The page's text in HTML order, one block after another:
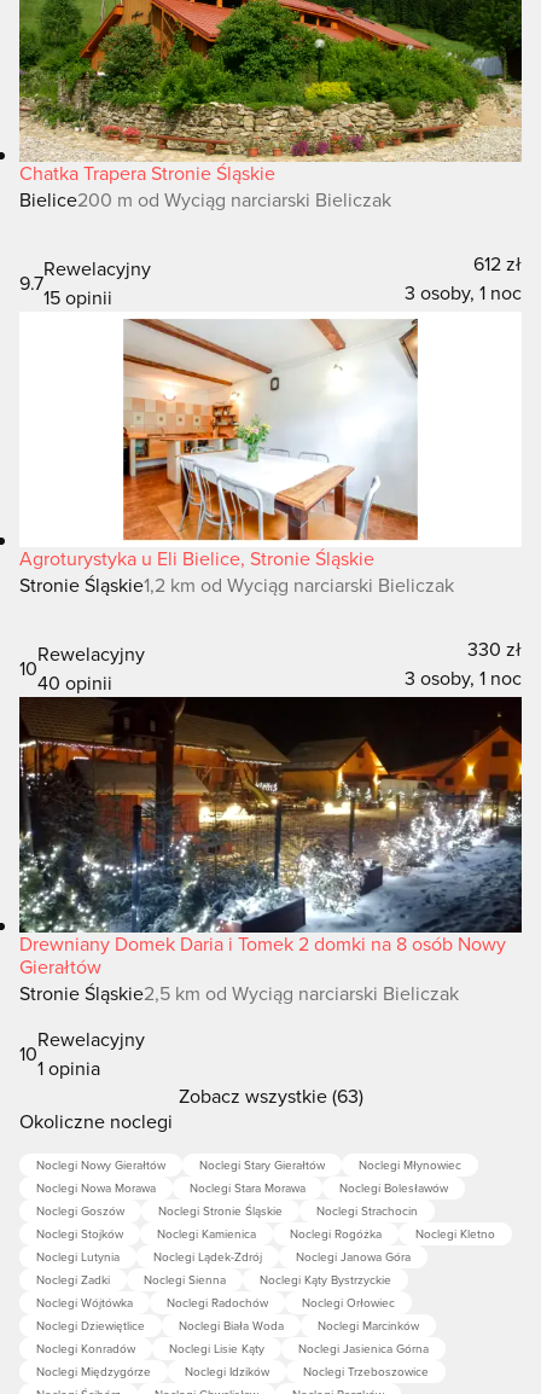
Chatka Trapera Stronie Śląskie
Bielice200 m od Wyciąg narciarski Bieliczak
9.7
Rewelacyjny
15 opinii
612 zł
3 osoby, 1 noc
Agroturystyka u Eli Bielice, Stronie Śląskie
Stronie Śląskie1,2 km od Wyciąg narciarski Bieliczak
10
Rewelacyjny
40 opinii
330 zł
3 osoby, 1 noc
Drewniany Domek Daria i Tomek 2 domki na 8 osób Nowy
Gierałtów
Stronie Śląskie2,5 km od Wyciąg narciarski Bieliczak
10
Rewelacyjny
1 opinia
Zobacz wszystkie (63)
Okoliczne noclegi
Noclegi Nowy Gierałtów Noclegi Stary Gierałtów
Noclegi Młynowiec
Noclegi Nowa Morawa
Noclegi Stara Morawa
Noclegi Bolesławów
Noclegi Goszów
Noclegi Stronie Śląskie
Noclegi Strachocin
Noclegi Stojków
Noclegi Kamienica Noclegi Rogóżka
Noclegi Kletno
Noclegi Lutynia
Noclegi Lądek-Zdrój
Noclegi Janowa Góra
Noclegi Zadki
Noclegi Sienna
Noclegi Kąty Bystrzyckie
Noclegi Wójtówka
Noclegi Radochów
Noclegi Orłowiec
Noclegi Dziewiętlice
Noclegi Biała Woda
Noclegi Marcinków
Noclegi Konradów
Noclegi Lisie Kąty
Noclegi Jasienica Górna
Noclegi Międzygórze
Noclegi Idzików
Noclegi Trzeboszowice